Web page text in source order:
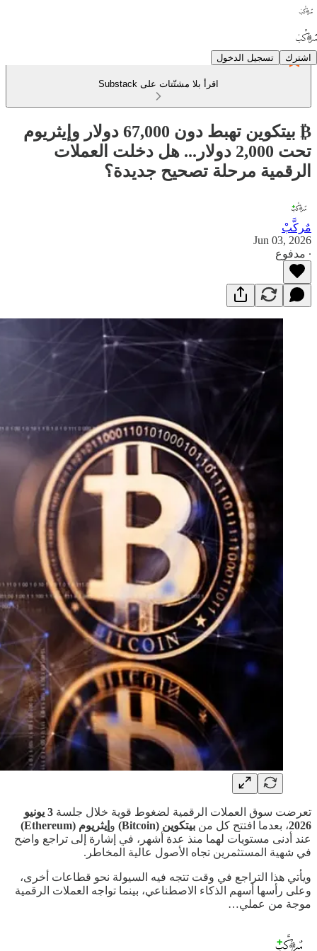
اشترك تسجيل الدخول
اقرأ بلا مشتّتات على Substack
₿ بيتكوين تهبط دون 67,000 دولار وإيثريوم
تحت 2,000 دولار... هل دخلت العملات
الرقمية مرحلة تصحيح جديدة؟
مٌركَّبْ
Jun 03, 2026
∙ مدفوع
تعرضت سوق العملات الرقمية لضغوط قوية خلال جلسة
3 يونيو
2026، بعدما افتتح كل من بيتكوين (Bitcoin) و إيثريوم (Ethereum)
عند أدنى مستويات لهما منذ عدة أشهر، في إشارة إلى تراجع واضح
في شهية المستثمرين تجاه الأصول عالية المخاطر.
ويأتي هذا التراجع في وقت تتجه فيه السيولة نحو قطاعات أخرى،
وعلى رأسها أسهم الذكاء الاصطناعي، بينما تواجه العملات الرقمية
موجة من عملي…